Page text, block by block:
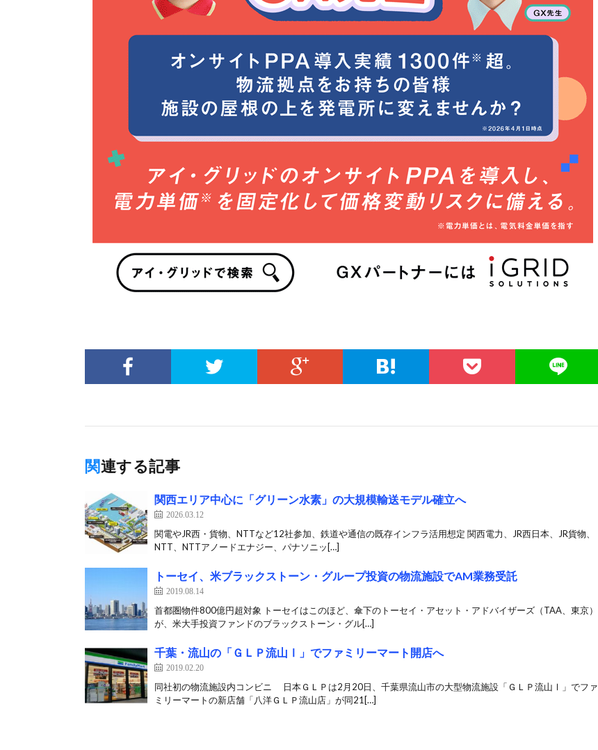
関連する記事
関西エリア中心に「グリーン水素」の大規模輸送モデル確立へ
2026.03.12
関電やJR西・貨物、NTTなど12社参加、鉄道や通信の既存インフラ活用想定 関西電力、JR西日本、JR貨物、
NTT、NTTアノードエナジー、パナソニッ[…]
トーセイ、米ブラックストーン・グループ投資の物流施設でAM業務受託
2019.08.14
首都圏物件800億円超対象 トーセイはこのほど、傘下のトーセイ・アセット・アドバイザーズ（TAA、東京）
が、米大手投資ファンドのブラックストーン・グル[…]
千葉・流山の「ＧＬＰ流山Ⅰ」でファミリーマート開店へ
2019.02.20
同社初の物流施設内コンビニ 日本ＧＬＰは2月20日、千葉県流山市の大型物流施設「ＧＬＰ流山Ⅰ」でファ
ミリーマートの新店舗「八洋ＧＬＰ流山店」が同21[…]